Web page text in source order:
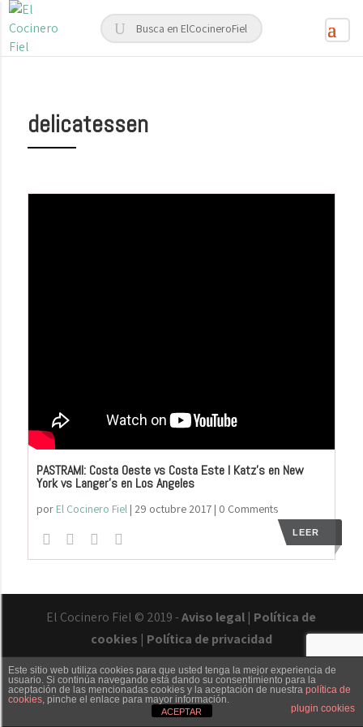
delicatessen
PASTRAMI: Costa Oeste vs Costa Este I Katz’s en New
York vs Langer’s en Los Angeles
por El Cocinero Fiel| 29 octubre 2017| 0 Comments
LEER
El Cocinero Fiel © 2019 -Aviso legal | Política de
cookies | Política de privacidad
Txaber Allué Redes sociales Contacto
Este sitio web utiliza cookies para que usted tenga la mejor experiencia de
usuario. Si continúa navegando está dando su consentimiento para la
aceptación de las mencionadas cookies y la aceptación de nuestra política de
cookies, pinche el enlace para mayor información.
plugin cookies
ACEPTAR